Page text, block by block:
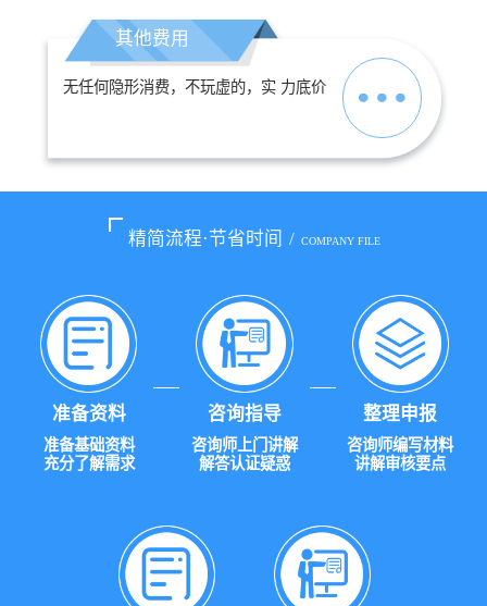
其他费用
无任何隐形消费，不玩虚的，实 力底价
精简流程·节省时间 / COMPANY FILE
准备资料
准备基础资料
充分了解需求
咨询指导
咨询师上门讲解
解答认证疑惑
整理申报
咨询师编写材料
讲解审核要点